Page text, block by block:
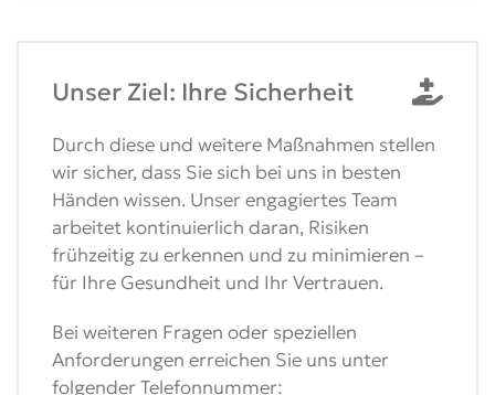
Unser Ziel: Ihre Sicherheit
Durch diese und weitere Maßnahmen stellen
wir sicher, dass Sie sich bei uns in besten
Händen wissen. Unser engagiertes Team
arbeitet kontinuierlich daran, Risiken
frühzeitig zu erkennen und zu minimieren –
für Ihre Gesundheit und Ihr Vertrauen.
Bei weiteren Fragen oder speziellen
Anforderungen erreichen Sie uns unter
folgender Telefonnummer: